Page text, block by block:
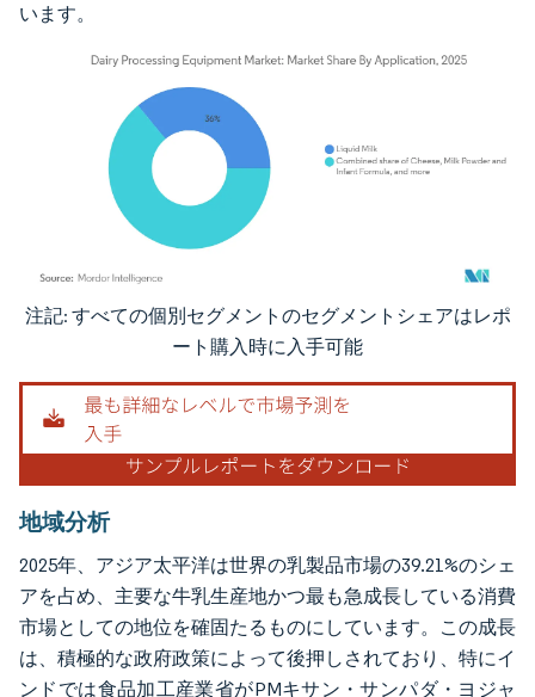
います。
画像 © Mordor Intelligence。再利用にはCC BY 4.0の表示が必要です。
注記: すべての個別セグメントのセグメントシェアはレポ
ート購入時に入手可能
地域分析
2025年、アジア太平洋は世界の乳製品市場の39.21%のシェ
アを占め、主要な牛乳生産地かつ最も急成長している消費
市場としての地位を確固たるものにしています。この成長
は、積極的な政府政策によって後押しされており、特にイ
ンドでは食品加工産業省がPMキサン・サンパダ・ヨジャ